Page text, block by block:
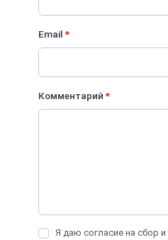
Email*
Комментарий*
Я даю согласие на сбор